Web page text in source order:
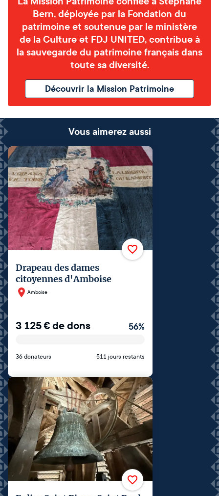
Bern, déployée par la Fondation du
patrimoine et soutenue par le ministère
de la Culture et FDJ UNITED, contribue à
la sauvegarde du patrimoine français dans
toute sa diversité.
Découvrir la Mission Patrimoine
Vous aimerez aussi
Drapeau des dames
citoyennes d'Amboise
Amboise
3 125€de dons 56%
36 donateurs 511 jours restants